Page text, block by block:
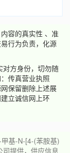
容的真实性 、准
行为负责，化源
对方身份，切勿随
传真营业执照
保留删除上述展
立诚信网上环
基-N-[4-(苯胺基)
提供，供应信息